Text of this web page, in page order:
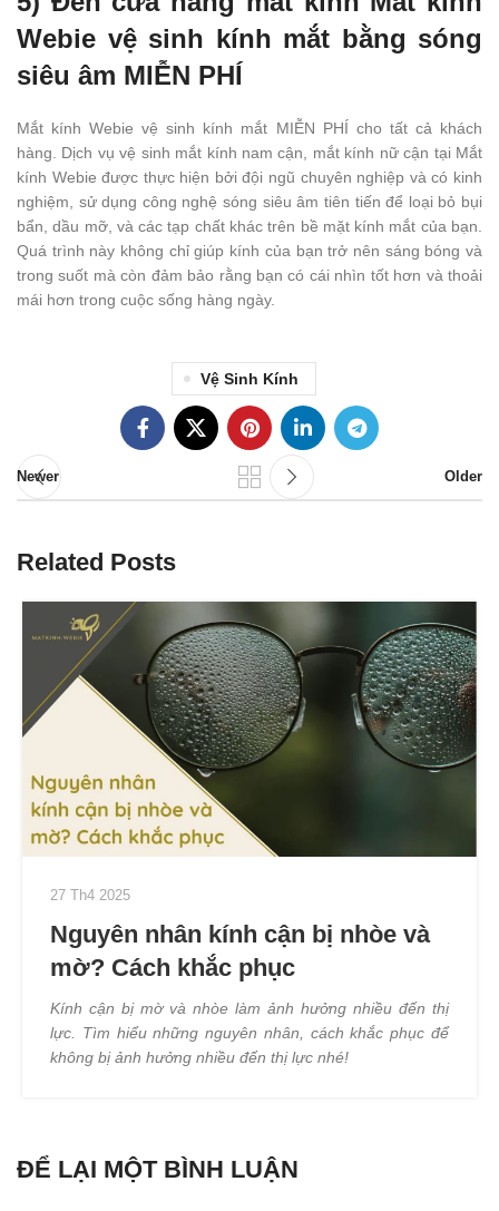
Webie vệ sinh kính mắt bằng sóng
siêu âm MIỄN PHÍ
Mắt kính Webie vệ sinh kính mắt MIỄN PHÍ cho tất cả khách
hàng. Dịch vụ vệ sinh mắt kính nam cận, mắt kính nữ cận tại Mắt
kính Webie được thực hiện bởi đội ngũ chuyên nghiệp và có kinh
nghiệm, sử dụng công nghệ sóng siêu âm tiên tiến để loại bỏ bụi
bẩn, dầu mỡ, và các tạp chất khác trên bề mặt kính mắt của bạn.
Quá trình này không chỉ giúp kính của bạn trở nên sáng bóng và
trong suốt mà còn đảm bảo rằng bạn có cái nhìn tốt hơn và thoải
mái hơn trong cuộc sống hàng ngày.
Vệ Sinh Kính
Newer Older
Related Posts
27 Th4 2025
Nguyên nhân kính cận bị nhòe và
mờ? Cách khắc phục
Kính cận bị mờ và nhòe làm ảnh hưởng nhiều đến thị
lực. Tìm hiểu những nguyên nhân, cách khắc phục để
không bị ảnh hưởng nhiều đến thị lực nhé!
ĐỂ LẠI MỘT BÌNH LUẬN